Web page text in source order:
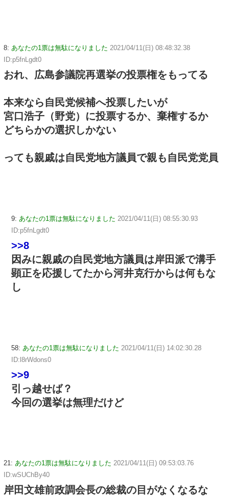
8: あなたの1票は無駄になりました 2021/04/11(日) 08:48:32.38
ID:p5fnLgdt0
おれ、広島参議院再選挙の投票権をもってる
本来なら自民党候補へ投票したいが
宮口浩子（野党）に投票するか、棄権するか
どちらかの選択しかない
っても親戚は自民党地方議員で親も自民党党員
9: あなたの1票は無駄になりました 2021/04/11(日) 08:55:30.93
ID:p5fnLgdt0
>>8
因みに親戚の自民党地方議員は岸田派で溝手
顕正を応援してたから河井克行からは何もな
し
58: あなたの1票は無駄になりました 2021/04/11(日) 14:02:30.28
ID:l8rWdons0
>>9
引っ越せば？
今回の選挙は無理だけど
21: あなたの1票は無駄になりました 2021/04/11(日) 09:53:03.76
ID:wSUChBy40
岸田文雄前政調会長の総裁の目がなくなるな